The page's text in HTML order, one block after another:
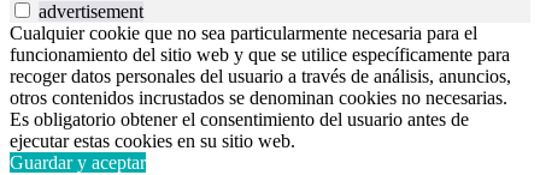
advertisement
Cualquier cookie que no sea particularmente necesaria para el
funcionamiento del sitio web y que se utilice específicamente para
recoger datos personales del usuario a través de análisis, anuncios,
otros contenidos incrustados se denominan cookies no necesarias.
Es obligatorio obtener el consentimiento del usuario antes de
ejecutar estas cookies en su sitio web.
Guardar y aceptar